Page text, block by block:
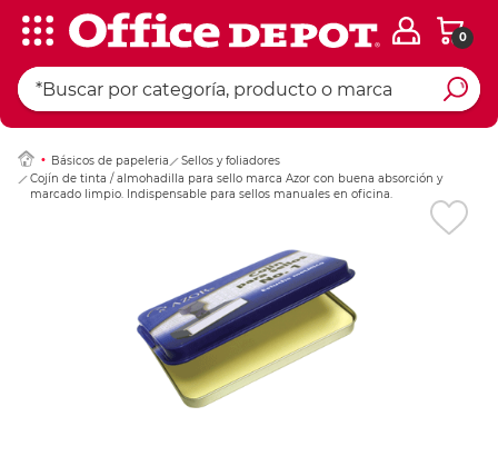
0
Básicos de papeleria
Sellos y foliadores
Cojín de tinta / almohadilla para sello marca Azor con buena absorción y
marcado limpio. Indispensable para sellos manuales en oficina.
Ingresar Codigo